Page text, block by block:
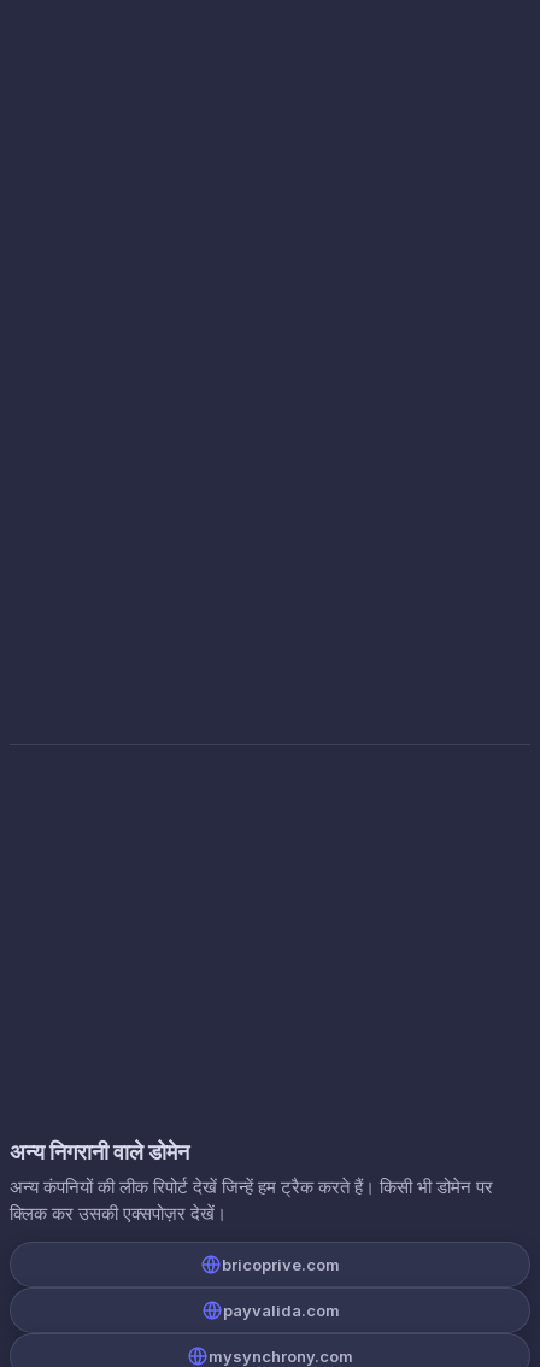
अन्य निगरानी वाले डोमेन
अन्य कंपनियों की लीक रिपोर्ट देखें जिन्हें हम ट्रैक करते हैं। किसी भी डोमेन पर
क्लिक कर उसकी एक्सपोज़र देखें।
bricoprive.com
payvalida.com
mysynchrony.com